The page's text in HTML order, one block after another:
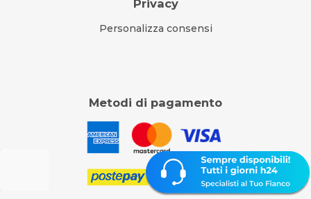
Privacy
Personalizza consensi
Metodi di pagamento